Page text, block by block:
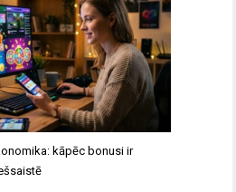
kāpēc bonusi ir